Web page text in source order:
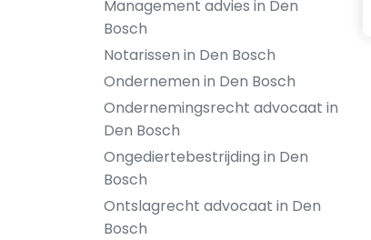
Management advies in Den
Bosch
Notarissen in Den Bosch
Ondernemen in Den Bosch
Ondernemingsrecht advocaat in
Den Bosch
Ongediertebestrijding in Den
Bosch
Ontslagrecht advocaat in Den
Bosch